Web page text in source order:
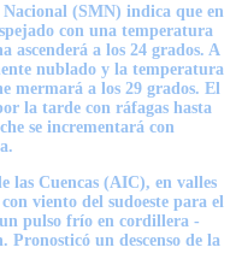
(SMN) indica que en
con una temperatura
ascenderá a los 24 grados. A
nublado y la temperatura
mermará a los 29 grados. El
la tarde con ráfagas hasta
se incrementará con
Cuencas (AIC), en valles
viento del sudoeste para el
pulso frío en cordillera -
Pronosticó un descenso de la